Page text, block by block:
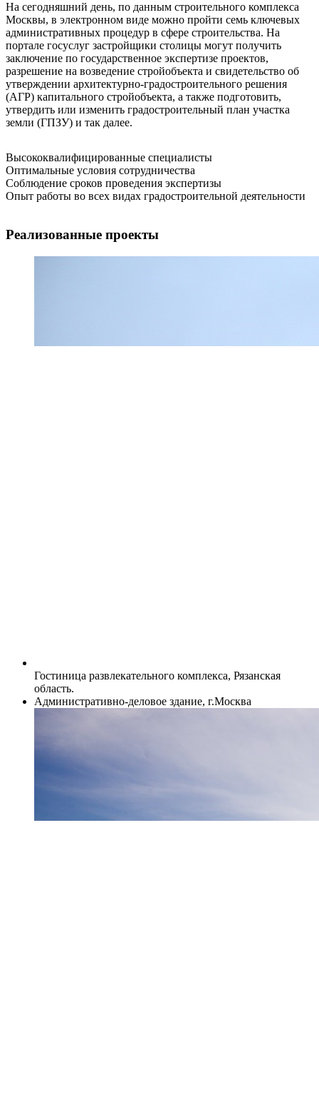
На сегодняшний день, по данным строительного комплекса
Москвы, в электронном виде можно пройти семь ключевых
административных процедур в сфере строительства. На
портале госуслуг застройщики столицы могут получить
заключение по государственное экспертизе проектов,
разрешение на возведение стройобъекта и свидетельство об
утверждении архитектурно-градостроительного решения
(АГР) капитального стройобъекта, а также подготовить,
утвердить или изменить градостроительный план участка
земли (ГПЗУ) и так далее.
Высококвалифицированные специалисты
Оптимальные условия сотрудничества
Соблюдение сроков проведения экспертизы
Опыт работы во всех видах градостроительной деятельности
Реализованные проекты
Гостиница развлекательного комплекса, Рязанская
область.
Административно-деловое здание, г.Москва